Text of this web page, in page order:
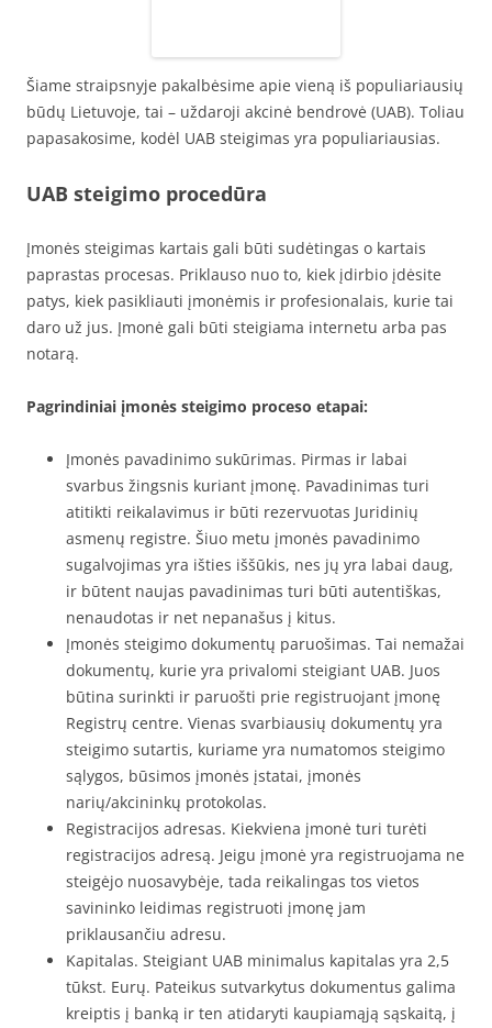
Šiame straipsnyje pakalbėsime apie vieną iš populiariausių
būdų Lietuvoje, tai – uždaroji akcinė bendrovė (UAB). Toliau
papasakosime, kodėl UAB steigimas yra populiariausias.
UAB steigimo procedūra
Įmonės steigimas kartais gali būti sudėtingas o kartais
paprastas procesas. Priklauso nuo to, kiek įdirbio įdėsite
patys, kiek pasikliauti įmonėmis ir profesionalais, kurie tai
daro už jus. Įmonė gali būti steigiama internetu arba pas
notarą.
Pagrindiniai įmonės steigimo proceso etapai:
Įmonės pavadinimo sukūrimas. Pirmas ir labai
svarbus žingsnis kuriant įmonę. Pavadinimas turi
atitikti reikalavimus ir būti rezervuotas Juridinių
asmenų registre. Šiuo metu įmonės pavadinimo
sugalvojimas yra išties iššūkis, nes jų yra labai daug,
ir būtent naujas pavadinimas turi būti autentiškas,
nenaudotas ir net nepanašus į kitus.
Įmonės steigimo dokumentų paruošimas. Tai nemažai
dokumentų, kurie yra privalomi steigiant UAB. Juos
būtina surinkti ir paruošti prie registruojant įmonę
Registrų centre. Vienas svarbiausių dokumentų yra
steigimo sutartis, kuriame yra numatomos steigimo
sąlygos, būsimos įmonės įstatai, įmonės
narių/akcininkų protokolas.
Registracijos adresas. Kiekviena įmonė turi turėti
registracijos adresą. Jeigu įmonė yra registruojama ne
steigėjo nuosavybėje, tada reikalingas tos vietos
savininko leidimas registruoti įmonę jam
priklausančiu adresu.
Kapitalas. Steigiant UAB minimalus kapitalas yra 2,5
tūkst. Eurų. Pateikus sutvarkytus dokumentus galima
kreiptis į banką ir ten atidaryti kaupiamąją sąskaitą, į